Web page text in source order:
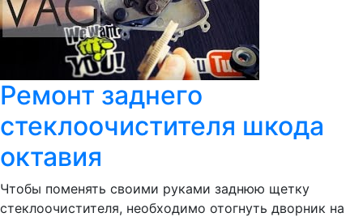
Ремонт заднего
стеклоочистителя шкода
октавия
Чтобы поменять своими руками заднюю щетку
стеклоочистителя, необходимо отогнуть дворник на